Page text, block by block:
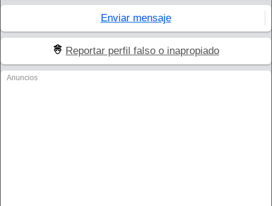
Enviar mensaje
Reportar perfil falso o inapropiado
Anuncios